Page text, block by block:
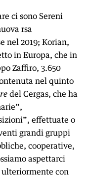
ci sono Sereni
rsa
nel 2019; Korian,
in Europa, che in
Zaffiro, 3.650
nel quinto
del Cergas, che ha
effettuate o
grandi gruppi
cooperative,
aspettarci
ulteriormente con